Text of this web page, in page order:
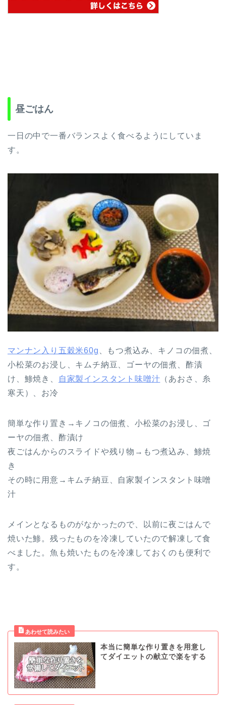
昼ごはん
一日の中で一番バランスよく食べるようにしていま
す。
マンナン入り五穀米60g 、もつ煮込み、キノコの佃煮、
小松菜のお浸し、キムチ納豆、ゴーヤの佃煮、酢漬
け、鯵焼き、
自家製インスタント味噌汁 （あおさ、糸
寒天）、お冷
簡単な作り置き→キノコの佃煮、小松菜のお浸し、ゴ
ーヤの佃煮、酢漬け
夜ごはんからのスライドや残り物→もつ煮込み、鯵焼
き
その時に用意→キムチ納豆、自家製インスタント味噌
汁
メインとなるものがなかったので、以前に夜ごはんで
焼いた鯵。残ったものを冷凍していたので解凍して食
べました。魚も焼いたものを冷凍しておくのも便利で
す。
本当に簡単な作り置きを用意し
てダイエットの献立で楽をする